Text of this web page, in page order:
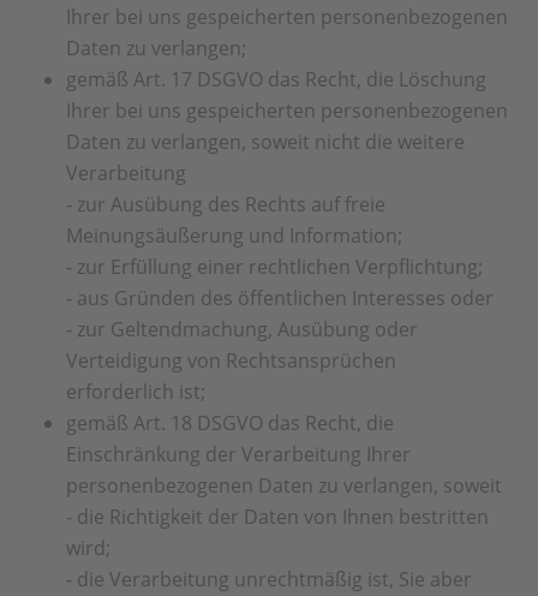
Ihrer bei uns gespeicherten personenbezogenen
Daten zu verlangen;
gemäß Art. 17 DSGVO das Recht, die Löschung
Ihrer bei uns gespeicherten personenbezogenen
Daten zu verlangen, soweit nicht die weitere
Verarbeitung
- zur Ausübung des Rechts auf freie
Meinungsäußerung und Information;
- zur Erfüllung einer rechtlichen Verpflichtung;
- aus Gründen des öffentlichen Interesses oder
- zur Geltendmachung, Ausübung oder
Verteidigung von Rechtsansprüchen
erforderlich ist;
gemäß Art. 18 DSGVO das Recht, die
Einschränkung der Verarbeitung Ihrer
personenbezogenen Daten zu verlangen, soweit
- die Richtigkeit der Daten von Ihnen bestritten
wird;
- die Verarbeitung unrechtmäßig ist, Sie aber